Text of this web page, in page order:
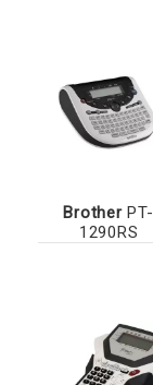
BrotherPT-
1290RS